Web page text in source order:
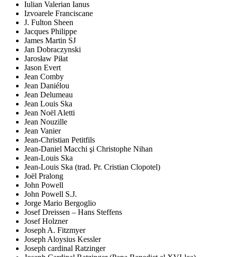
Iulian Valerian Ianus
Izvoarele Franciscane
J. Fulton Sheen
Jacques Philippe
James Martin SJ
Jan Dobraczynski
Jarosław Piłat
Jason Evert
Jean Comby
Jean Daniélou
Jean Delumeau
Jean Louis Ska
Jean Noël Aletti
Jean Nouzille
Jean Vanier
Jean-Christian Petitfils
Jean-Daniel Macchi şi Christophe Nihan
Jean-Louis Ska
Jean-Louis Ska (trad. Pr. Cristian Clopotel)
Joël Pralong
John Powell
John Powell S.J.
Jorge Mario Bergoglio
Josef Dreissen – Hans Steffens
Josef Holzner
Joseph A. Fitzmyer
Joseph Aloysius Kessler
Joseph cardinal Ratzinger